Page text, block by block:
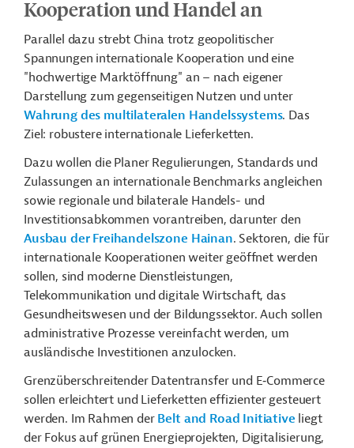
Kooperation und Handel an
Parallel dazu strebt China trotz geopolitischer
Spannungen internationale Kooperation und eine
"hochwertige Marktöffnung" an – nach eigener
Darstellung zum gegenseitigen Nutzen und unter
Wahrung des multilateralen Handelssystems. Das
Ziel: robustere internationale Lieferketten.
Dazu wollen die Planer Regulierungen, Standards und
Zulassungen an internationale Benchmarks angleichen
sowie regionale und bilaterale Handels- und
Investitionsabkommen vorantreiben, darunter den
Ausbau der Freihandelszone Hainan. Sektoren, die für
internationale Kooperationen weiter geöffnet werden
sollen, sind moderne Dienstleistungen,
Telekommunikation und digitale Wirtschaft, das
Gesundheitswesen und der Bildungssektor. Auch sollen
administrative Prozesse vereinfacht werden, um
ausländische Investitionen anzulocken.
Grenzüberschreitender Datentransfer und E‑Commerce
sollen erleichtert und Lieferketten effizienter gesteuert
werden. Im Rahmen der Belt and Road Initiative liegt
der Fokus auf grünen Energieprojekten, Digitalisierung,